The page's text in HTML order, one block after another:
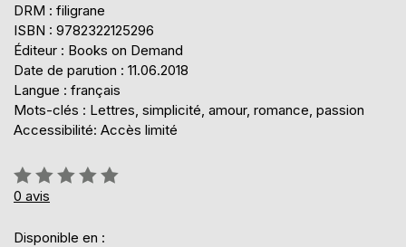
DRM : filigrane
ISBN : 9782322125296
Éditeur : Books on Demand
Date de parution : 11.06.2018
Langue : français
Mots-clés : Lettres, simplicité, amour, romance, passion
Accessibilité: Accès limité
Évaluation:
0%
0 avis
Disponible en :